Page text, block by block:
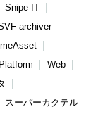
Snipe-IT
archiver
Web
スーパーカクテル